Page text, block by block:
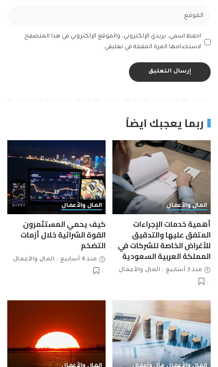
احفظ اسمي، بريدي الإلكتروني، والموقع الإلكتروني في هذا المتصفح
لاستخدامها المرة المقبلة في تعليقي.
ربما يعجبك ايضاً
المال والأعمال
أهمية خدمات الإجراءات
المتفق عليها والتدقيق
للأغراض الخاصة للشركات في
المملكة العربية السعودية
منذ 3 أسابيع المال والأعمال
المال والأعمال
كيف يحمي المستثمرون
القوة الشرائية خلال أزمات
التضخم
منذ 4 أسابيع المال والأعمال